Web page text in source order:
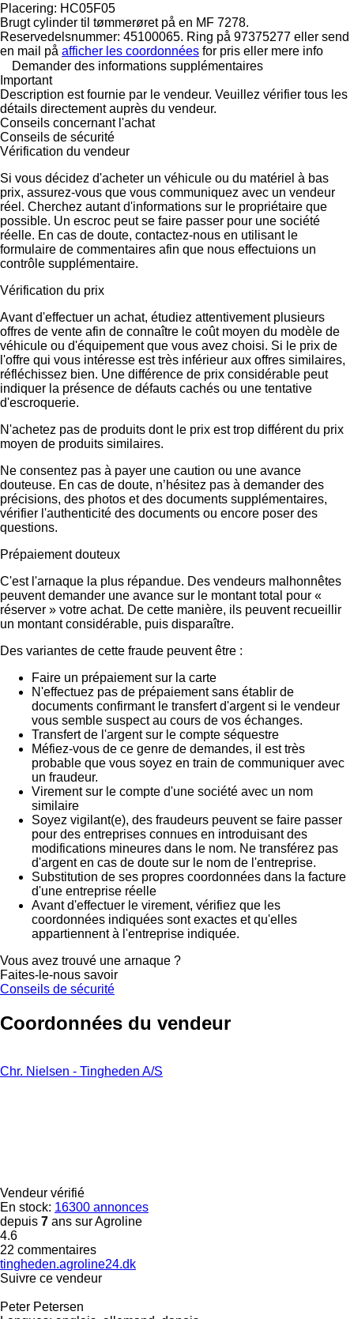
Placering: HC05F05
Brugt cylinder til tømmerøret på en MF 7278.
Reservedelsnummer: 45100065. Ring på 97375277 eller send
en mail på afficher les coordonnées for pris eller mere info
Demander des informations supplémentaires
Important
Description est fournie par le vendeur. Veuillez vérifier tous les
détails directement auprès du vendeur.
Conseils concernant l'achat
Conseils de sécurité
Vérification du vendeur
Si vous décidez d'acheter un véhicule ou du matériel à bas
prix, assurez-vous que vous communiquez avec un vendeur
réel. Cherchez autant d'informations sur le propriétaire que
possible. Un escroc peut se faire passer pour une société
réelle. En cas de doute, contactez-nous en utilisant le
formulaire de commentaires afin que nous effectuions un
contrôle supplémentaire.
Vérification du prix
Avant d'effectuer un achat, étudiez attentivement plusieurs
offres de vente afin de connaître le coût moyen du modèle de
véhicule ou d'équipement que vous avez choisi. Si le prix de
l'offre qui vous intéresse est très inférieur aux offres similaires,
réfléchissez bien. Une différence de prix considérable peut
indiquer la présence de défauts cachés ou une tentative
d'escroquerie.
N'achetez pas de produits dont le prix est trop différent du prix
moyen de produits similaires.
Ne consentez pas à payer une caution ou une avance
douteuse. En cas de doute, n’hésitez pas à demander des
précisions, des photos et des documents supplémentaires,
vérifier l'authenticité des documents ou encore poser des
questions.
Prépaiement douteux
C'est l'arnaque la plus répandue. Des vendeurs malhonnêtes
peuvent demander une avance sur le montant total pour «
réserver » votre achat. De cette manière, ils peuvent recueillir
un montant considérable, puis disparaître.
Des variantes de cette fraude peuvent être :
Faire un prépaiement sur la carte
N'effectuez pas de prépaiement sans établir de
documents confirmant le transfert d'argent si le vendeur
vous semble suspect au cours de vos échanges.
Transfert de l'argent sur le compte séquestre
Méfiez-vous de ce genre de demandes, il est très
probable que vous soyez en train de communiquer avec
un fraudeur.
Virement sur le compte d'une société avec un nom
similaire
Soyez vigilant(e), des fraudeurs peuvent se faire passer
pour des entreprises connues en introduisant des
modifications mineures dans le nom. Ne transférez pas
d'argent en cas de doute sur le nom de l'entreprise.
Substitution de ses propres coordonnées dans la facture
d'une entreprise réelle
Avant d'effectuer le virement, vérifiez que les
coordonnées indiquées sont exactes et qu'elles
appartiennent à l'entreprise indiquée.
Vous avez trouvé une arnaque ?
Faites-le-nous savoir
Conseils de sécurité
Coordonnées du vendeur
Chr. Nielsen - Tingheden A/S
Vendeur vérifié
En stock: 16300 annonces
depuis 7 ans sur Agroline
4.6
22 commentaires
tingheden.agroline24.dk
Suivre ce vendeur
Peter Petersen